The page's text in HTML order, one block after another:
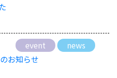
event
news
お知らせ